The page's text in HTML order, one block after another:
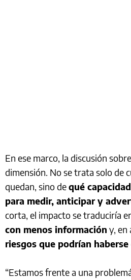
En ese marco, la discusión
dimensión. No se trata solo de
quedan, sino dequé
para medir, anticipar y
corta, el impacto se traduciría
con menos información y, en
riesgos que podrían
“Estamos frente a una